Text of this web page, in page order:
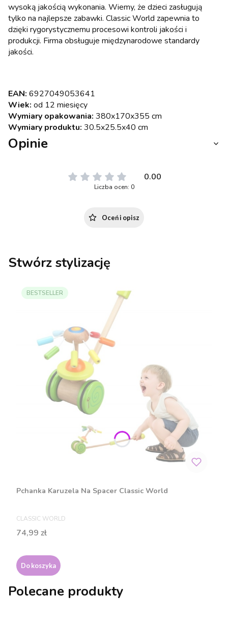
wysoką jakością wykonania. Wiemy, że dzieci zasługują
tylko na najlepsze zabawki. Classic World zapewnia to
dzięki rygorystycznemu procesowi kontroli jakości i
produkcji. Firma obsługuje międzynarodowe standardy
jakości.
EAN: 6927049053641
Wiek: od 12 miesięcy
Wymiary opakowania: 380x170x355 cm
Wymiary produktu: 30.5x25.5x40 cm
Opinie
0.00
Liczba ocen: 0
Oceń i opisz
Stwórz stylizację
BESTSELLER
Pchanka Karuzela Na Spacer Classic World
PRODUCENT
CLASSIC WORLD
Cena
74,99 zł
Do koszyka
Polecane produkty